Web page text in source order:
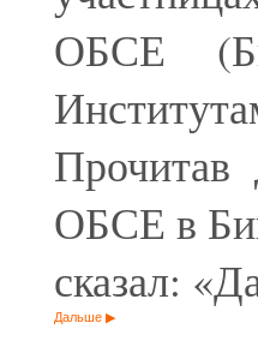
ОБСЕ
Прочитав
ОБСЕ в
сказал:
Дальше